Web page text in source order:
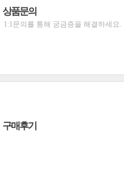
상품문의
1:1문의를 통해 궁금증을 해결하세요.
구매후기